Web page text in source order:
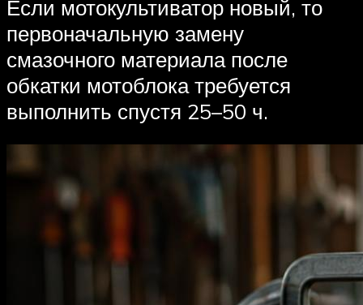
Если мотокультиватор новый, то
первоначальную замену
смазочного материала после
обкатки мотоблока требуется
выполнить спустя 25–50 ч.